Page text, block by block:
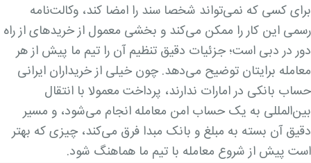
برای کسی که نمی‌تواند شخصا سند را امضا کند، وکالت‌نامه
رسمی این کار را ممکن می‌کند و بخشی معمول از خریدهای از راه
دور در دبی است؛ جزئیات دقیق تنظیم آن را تیم ما پیش از هر
معامله برایتان توضیح می‌دهد. چون خیلی از خریداران ایرانی
حساب بانکی در امارات ندارند، پرداخت معمولا با انتقال
بین‌المللی به یک حساب امن معامله انجام می‌شود، و مسیر
دقیق آن بسته به مبلغ و بانک مبدا فرق می‌کند، چیزی که بهتر
است پیش از شروع معامله با تیم ما هماهنگ شود.